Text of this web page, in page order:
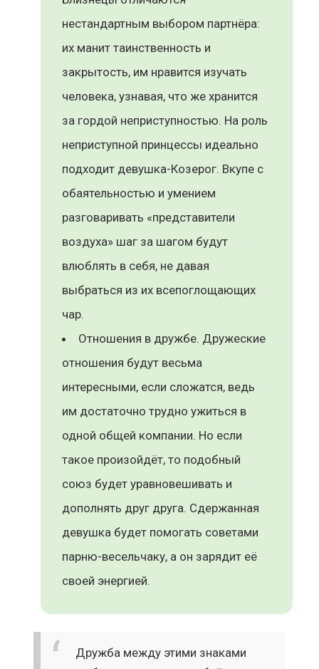
нестандартным выбором партнёра:
их манит таинственность и
закрытость, им нравится изучать
человека, узнавая, что же хранится
за гордой неприступностью. На роль
неприступной принцессы идеально
подходит девушка-Козерог. Вкупе с
обаятельностью и умением
разговаривать «представители
воздуха» шаг за шагом будут
влюблять в себя, не давая
выбраться из их всепоглощающих
чар.
Отношения в дружбе. Дружеские
отношения будут весьма
интересными, если сложатся, ведь
им достаточно трудно ужиться в
одной общей компании. Но если
такое произойдёт, то подобный
союз будет уравновешивать и
дополнять друг друга. Сдержанная
девушка будет помогать советами
парню-весельчаку, а он зарядит её
своей энергией.
Дружба между этими знаками